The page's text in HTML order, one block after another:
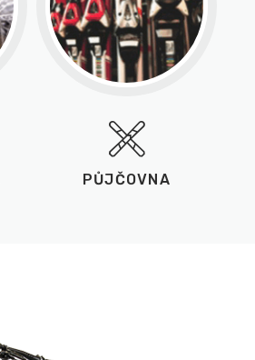
PŮJČOVNA